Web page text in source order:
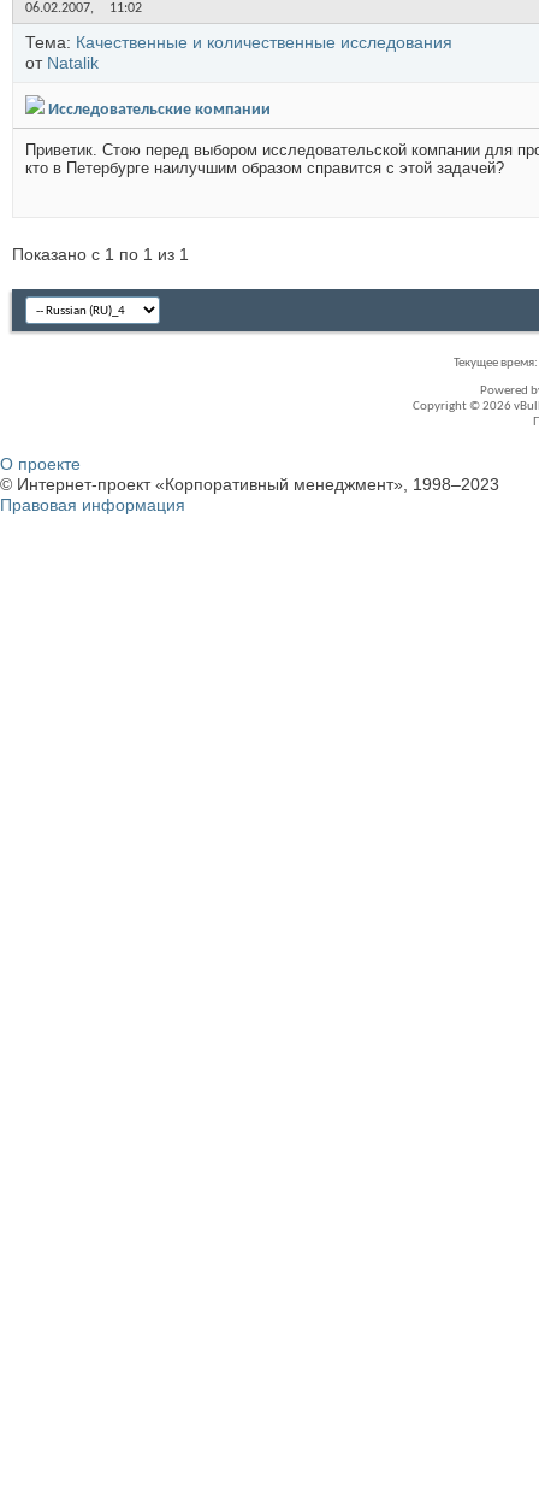
06.02.2007, 11:02
Тема: Качественные и количественные исследования
от Natalik
Исследовательские компании
Приветик. Стою перед выбором исследовательской компании для
кто в Петербурге наилучшим образом справится с этой задачей?
Показано с 1 по 1 из 1
Текущее время:
Powered
Copyright © 2026
О проекте
© Интернет-проект «Корпоративный менеджмент», 1998–2023
Правовая информация